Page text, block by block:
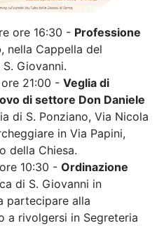
ore 16:30 - Professione
, nella Cappella del
Giovanni.
21:00 - Veglia di
di settore Don Daniele
di S. Ponziano, Via Nicola
in Via Papini,
della Chiesa.
10:30 - Ordinazione
di S. Giovanni in
partecipare alla
a rivolgersi in Segreteria